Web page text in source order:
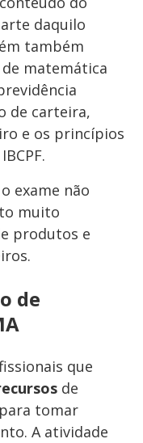
daquilo
também
matemática
de carteira,
e os princípios
exame não
muito
produtos e
de
que
de
tomar
A atividade